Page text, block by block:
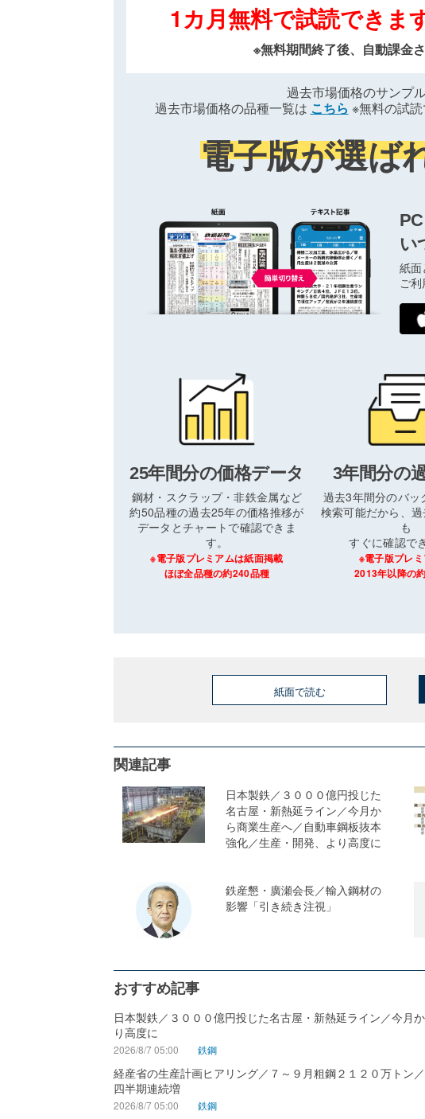
1カ月無料で試読できま
※無料期間終了後、自動課金
過去市場価格のサンプ
過去市場価格の品種一覧は こちら ※無料の試
電子版が選ば
い
紙面
ご
25年間分の価格データ
鋼材・スクラップ・非鉄金属など
約50品種の過去25年の価格推移が
データとチャートで確認できま
す。
※電子版プレミアムは紙面掲載
ほぼ全品種の約240品種
3年間分の
過去3年間分のバッ
検索可能だから、
も
すぐに確認で
※電子版プレ
2013年以降の
紙面で読む
関連記事
日本製鉄／３０００億円投じた
名古屋・新熱延ライン／今月か
ら商業生産へ／自動車鋼板抜本
強化／生産・開発、より高度に
鉄産懇・廣瀬会長／輸入鋼材の
影響「引き続き注視」
おすすめ記事
日本製鉄／３０００億円投じた名古屋・新熱延ライン／今月
り高度に
2026/8/7 05:00 鉄鋼
経産省の生産計画ヒアリング／７～９月粗鋼２１２０万トン
四半期連続増
2026/8/7 05:00 鉄鋼